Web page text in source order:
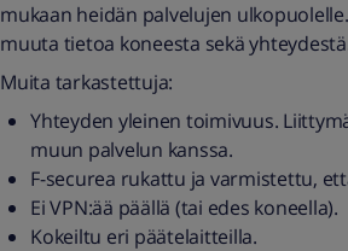
mukaan heidän palvelujen
muuta tietoa koneesta sekä
Muita tarkastettuja:
Yhteyden yleinen toimivuus.
muun palvelun kanssa.
F-securea rukattu ja varmistettu,
Ei VPN:ää päällä (tai edes koneella).
Kokeiltu eri päätelaitteilla.